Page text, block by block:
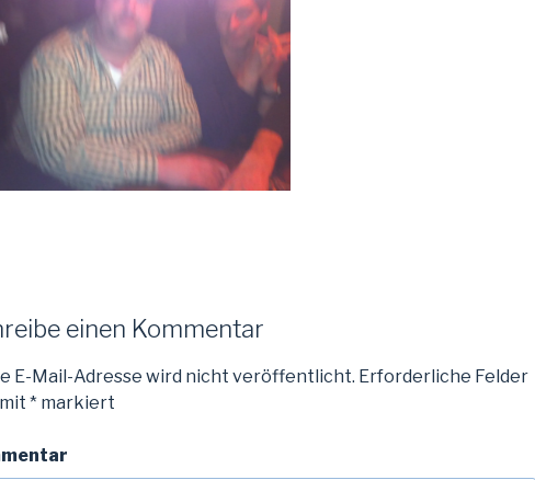
einen Kommentar
E-Mail-Adresse wird nicht veröffentlicht. Erforderliche Felder
* markiert